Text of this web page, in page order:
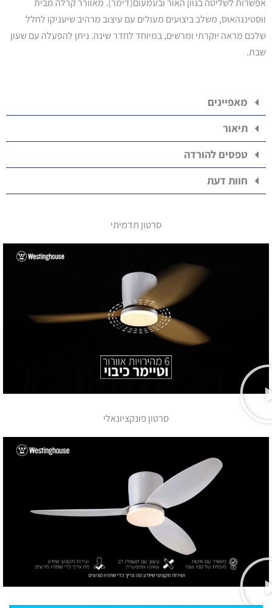
אפשרות לשליטה בגוון האור ובעמעום(דימר). מאוורר קרלה מבית
ווסטינגהאוס, משלב ביצועים מעולים עם עיצוב מרהיב שיעניקו לחלל
שלכם מראה יוקרתי ומרשים, במיוחד לחדר שינה. ניתן להפעלה עם שעון
שבת.
מאפיינים
תיאור
טפסים להורדה
חוות דעת
סרטון תדמיתי
סרטון פונקציונאלי